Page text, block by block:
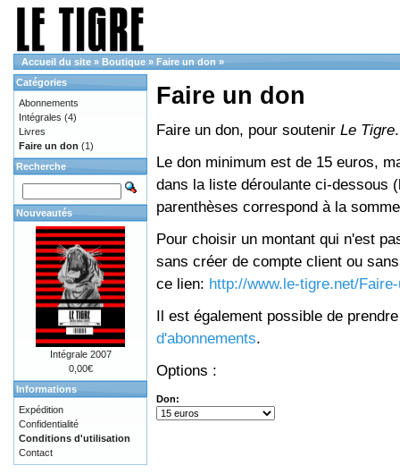
Accueil du site » Boutique » Faire un don »
Faire un don
Faire un don, pour soutenir Le Tigre.
Le don minimum est de 15 euros,
dans la liste déroulante ci-dessous
parenthèses correspond à la
Pour choisir un montant qui n'est
sans créer de compte client ou
ce lien: http://www.le-tigre.net/
Il est également possible de
d'abonnements.
Options :
Don:
Catégories
Abonnements
Intégrales (4)
Livres
Faire un don (1)
Recherche
Nouveautés
Intégrale 2007
0,00€
Informations
Expédition
Confidentialité
Conditions d'utilisation
Contact